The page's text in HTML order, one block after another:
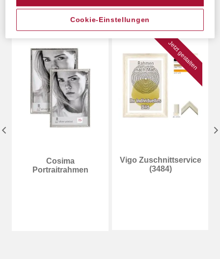
Ähnliche Produkte
Cosima
Portraitrahmen
Jetzt gestalten
Vigo Zuschnittservice
(3484)
Cookie-Einstellungen